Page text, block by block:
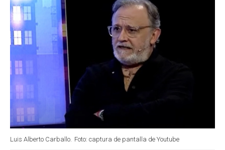
Luis Alberto Carballo. Foto: captura de pantalla de Youtube